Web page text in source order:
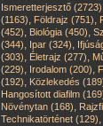
Ismeretterjesztő (2723)
(1163), Földrajz (751),
(452), Biológia (450),
(344), Ipar (324),
(303), Életrajz (277),
(229), Irodalom (200),
(192), Közlekedés
Hangosított diafilm
Növénytan (168),
Technikatörténet (129),